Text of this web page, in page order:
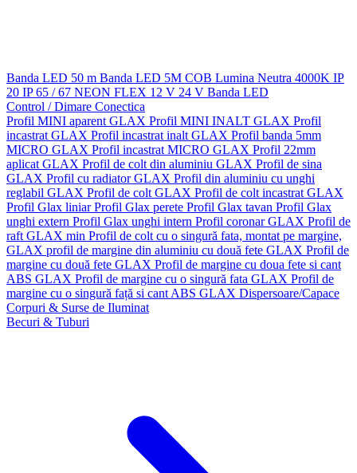
Banda LED 50 m Banda LED 5M COB Lumina Neutra 4000K IP
20 IP 65 / 67 NEON FLEX 12 V 24 V Banda LED
Control / Dimare Conectica
Profil MINI aparent GLAX Profil MINI INALT GLAX Profil
incastrat GLAX Profil incastrat inalt GLAX Profil banda 5mm
MICRO GLAX Profil incastrat MICRO GLAX Profil 22mm
aplicat GLAX Profil de colt din aluminiu GLAX Profil de sina
GLAX Profil cu radiator GLAX Profil din aluminiu cu unghi
reglabil GLAX Profil de colt GLAX Profil de colt incastrat GLAX
Profil Glax liniarProfil Glax perete Profil Glax tavan Profil Glax
unghi extern Profil Glax unghi intern Profil coronar GLAX Profil de
raft GLAX min Profil de colt cu o singură fata, montat pe margine,
GLAX profil de margine din aluminiu cu două fete GLAX Profil de
margine cu două fete GLAX Profil de margine cu doua fete si cant
ABS GLAX Profil de margine cu o singură fata GLAX Profil de
margine cu o singură față si cant ABS GLAX Dispersoare/Capace
Corpuri & Surse de Iluminat
Becuri & Tuburi